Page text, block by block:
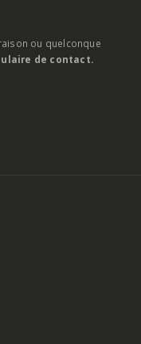
ou quelconque
de contact.